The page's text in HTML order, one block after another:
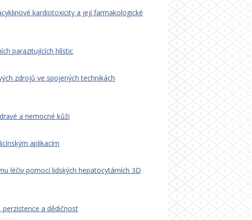
kardiotoxicity a její farmakologické
parazitujících hlístic
zdrojů ve spojených technikách
a nemocné kůži
aplikacím
léčiv pomocí lidských hepatocytárních 3D
perzistence a dědičnost